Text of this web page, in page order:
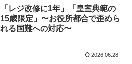
「レジ改修に1年」「皇室典範の
15歳限定」〜お役所都合で歪めら
れる国難への対応〜
2026.06.28